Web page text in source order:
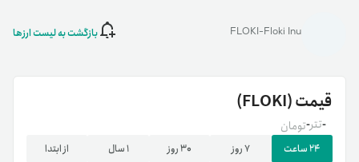
FLOKI-Floki Inu بازگشت به لیست ارزها
قیمت(FLOKI)
-تومان -تتر
۲۴ ساعت ۷ روز ۳۰ روز ۱ سال از ابتدا